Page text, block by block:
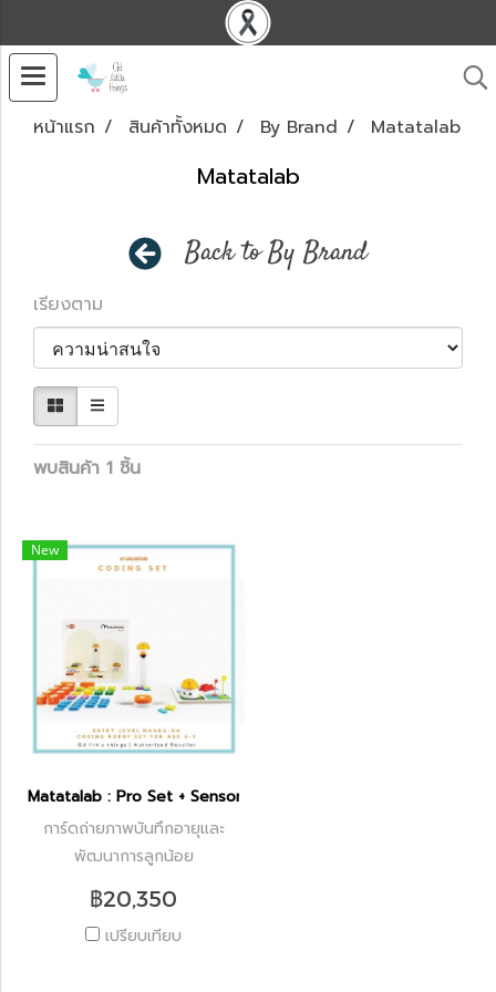
หน้าแรก สินค้าทั้งหมด By Brand Matatalab
Matatalab
Back to By Brand
เรียงตาม
พบสินค้า 1 ชิ้น
New
Matatalab : Pro Set + Sensor Add On
การ์ดถ่ายภาพบันทึกอายุและ
พัฒนาการลูกน้อย
฿20,350
เปรียบเทียบ